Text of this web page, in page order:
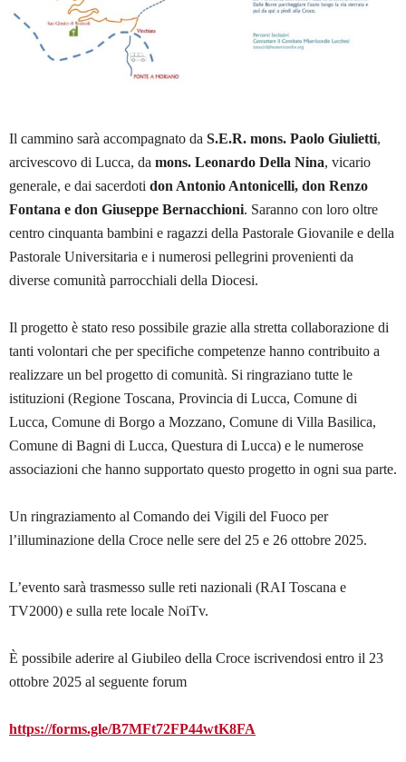
Il cammino sarà accompagnato da S.E.R. mons. Paolo Giulietti,
arcivescovo di Lucca, da mons. Leonardo Della Nina, vicario
generale, e dai sacerdoti don Antonio Antonicelli, don Renzo
Fontana e don Giuseppe Bernacchioni. Saranno con loro oltre
centro cinquanta bambini e ragazzi della Pastorale Giovanile e della
Pastorale Universitaria e i numerosi pellegrini provenienti da
diverse comunità parrocchiali della Diocesi.
Il progetto è stato reso possibile grazie alla stretta collaborazione di
tanti volontari che per specifiche competenze hanno contribuito a
realizzare un bel progetto di comunità. Si ringraziano tutte le
istituzioni (Regione Toscana, Provincia di Lucca, Comune di
Lucca, Comune di Borgo a Mozzano, Comune di Villa Basilica,
Comune di Bagni di Lucca, Questura di Lucca) e le numerose
associazioni che hanno supportato questo progetto in ogni sua parte.
Un ringraziamento al Comando dei Vigili del Fuoco per
l’illuminazione della Croce nelle sere del 25 e 26 ottobre 2025.
L’evento sarà trasmesso sulle reti nazionali (RAI Toscana e
TV2000) e sulla rete locale NoiTv.
È possibile aderire al Giubileo della Croce iscrivendosi entro il 23
ottobre 2025 al seguente forum
https://forms.gle/B7MFt72FP44wtK8FA